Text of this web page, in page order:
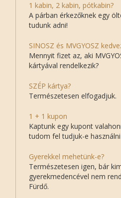
1 kabin, 2 kabin, pótkabin?
A párban érkezőknek egy
tudunk adni!
SINOSZ és MVGYOSZ
Mennyit fizet az, aki
kártyával rendelkezik?
SZÉP kártya?
Természetesen elfogadjuk.
1 + 1 kupon
Kaptunk egy kupont
tudom fel tudjuk-e
Gyerekkel mehetünk-e?
Természetesen igen, bár
gyerekmedencével nem
Fürdő.